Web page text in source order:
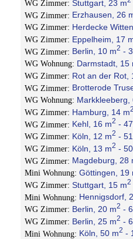
WG Zimmer: Stuttgart, 23 m
WG Zimmer: Erzhausen, 26
WG Zimmer: Herdecke
WG Zimmer: Eppelheim, 17
WG Zimmer: Berlin, 10 m2 -
WG Wohnung: Darmstadt, 15
WG Zimmer: Rot an der Rot,
WG Zimmer: Brotterode
WG Wohnung: Markkleeberg,
WG Zimmer: Hamburg, 14 m2
WG Zimmer: Kehl, 16 m2 -
WG Zimmer: Köln, 12 m2 -
WG Zimmer: Köln, 13 m2 -
WG Zimmer: Magdeburg, 28
Mini Wohnung: Göttingen, 19
WG Zimmer: Stuttgart, 15 m2
Mini Wohnung: Hennigsdorf,
WG Zimmer: Berlin, 20 m2 -
WG Zimmer: Berlin, 25 m2 -
Mini Wohnung: Köln, 50 m2 -